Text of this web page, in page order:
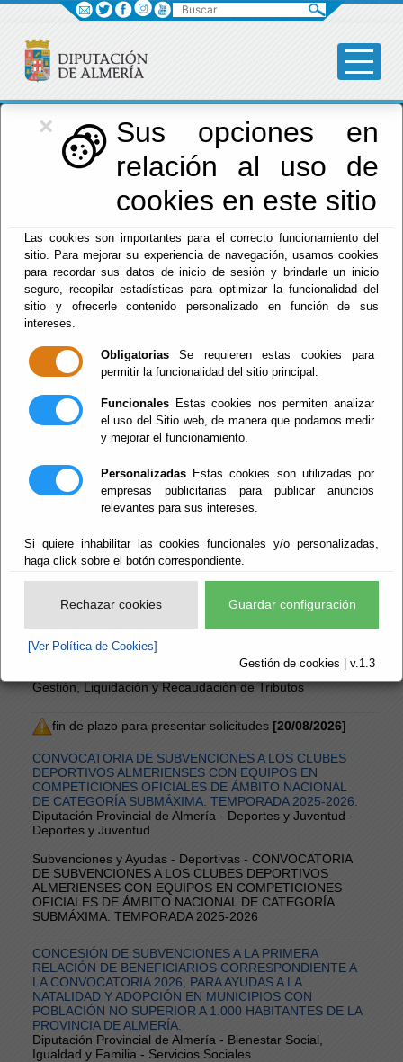
×
Sus opciones en
relación al uso de
cookies en este sitio
Las cookies son importantes para el correcto funcionamiento del
sitio. Para mejorar su experiencia de navegación, usamos cookies
para recordar sus datos de inicio de sesión y brindarle un inicio
seguro, recopilar estadísticas para optimizar la funcionalidad del
sitio y ofrecerle contenido personalizado en función de sus
intereses.
Obligatorias Se requieren estas cookies para
permitir la funcionalidad del sitio principal.
Funcionales Estas cookies nos permiten analizar
el uso del Sitio web, de manera que podamos medir
y mejorar el funcionamiento.
Personalizadas Estas cookies son utilizadas por
empresas publicitarias para publicar anuncios
relevantes para sus intereses.
Si quiere inhabilitar las cookies funcionales y/o personalizadas,
haga click sobre el botón correspondiente.
Rechazar cookies Guardar configuración
[Ver Política de Cookies]
Gestión de cookies | v.1.3
Diputación
Menú Diputación
Buscar
ACTA SESIÓN ORDINARIA DEL PLENO DE LA EXCMA.
DIPUTACIÓN PROVINCIAL DE ALMERÍA, CELEBRADA
Diputación Provincial de Almería - Presidencia, Hacienda,
Turismo y Empleo - Secretaría
Pleno - Borrador de Sesión - Ordinaria
CONVOCATORIA Y ORDEN DEL DÍA DE LA SESIÓN
ORDINARIA DE LA JUNTA DE GOBIERNO DE LA
EXCMA. DIPUTACIÓN PROVINCIAL DE ALMERÍA, A
CELEBRAR EL 10/08/2026
Diputación Provincial de Almería - Presidencia, Hacienda,
Turismo y Empleo - Secretaría
REGLAMENTO GENERAL DE LOS SERVICIOS DE
RECAUDACIÓN DE TRIBUTOS DE LA DIPUTACIÓN
Diputación Provincial de Almería - Digitalización y
Transparencia - Transparencia
Gestión, Liquidación y Recaudación de Tributos
fin de plazo para presentar solicitudes [20/08/2026]
CONVOCATORIA DE SUBVENCIONES A LOS CLUBES
DEPORTIVOS ALMERIENSES CON EQUIPOS EN
COMPETICIONES OFICIALES DE ÁMBITO NACIONAL
DE CATEGORÍA SUBMÁXIMA. TEMPORADA 2025-2026.
Diputación Provincial de Almería - Deportes y Juventud -
Deportes y Juventud
Subvenciones y Ayudas - Deportivas - CONVOCATORIA
DE SUBVENCIONES A LOS CLUBES DEPORTIVOS
ALMERIENSES CON EQUIPOS EN COMPETICIONES
OFICIALES DE ÁMBITO NACIONAL DE CATEGORÍA
SUBMÁXIMA. TEMPORADA 2025-2026
CONCESIÓN DE SUBVENCIONES A LA PRIMERA
RELACIÓN DE BENEFICIARIOS CORRESPONDIENTE A
LA CONVOCATORIA 2026, PARA AYUDAS A LA
NATALIDAD Y ADOPCIÓN EN MUNICIPIOS CON
POBLACIÓN NO SUPERIOR A 1.000 HABITANTES DE LA
PROVINCIA DE ALMERÍA.
Diputación Provincial de Almería - Bienestar Social,
Igualdad y Familia - Servicios Sociales
Buscar